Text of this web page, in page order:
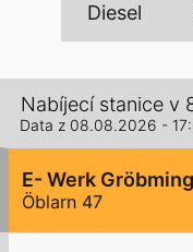
Diesel
Nabíjecí stanice v
Data z 08.08.2026 -
E- Werk
Öblarn 47